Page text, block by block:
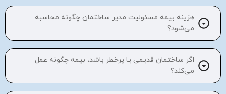
هزینه بیمه مسئولیت مدیر ساختمان چگونه محاسبه
می‌شود؟
اگر ساختمان قدیمی یا پرخطر باشد، بیمه چگونه عمل
می‌کند؟